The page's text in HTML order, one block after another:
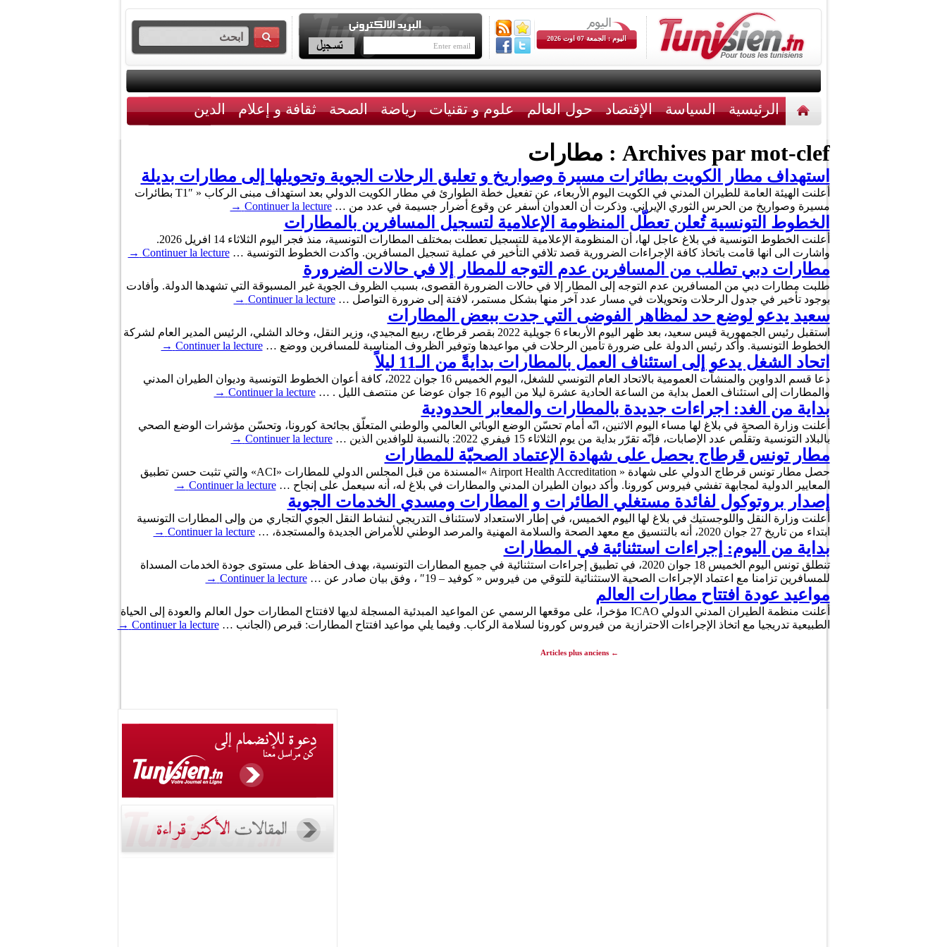
اليوم : الجمعة 07 اوت 2026
الرئيسية السياسة الإقتصاد حول العالم علوم و تقنيات رياضة الصحة ثقافة و إعلام الدين
أخبار مختلفة
Archives par mot-clef : مطارات
استهداف مطار الكويت بطائرات مسيرة وصواريخ و تعليق الرحلات الجوية وتحويلها إلى مطارات بديلة
أعلنت الهيئة العامة للطيران المدني في الكويت اليوم الأربعاء، عن تفعيل خطة الطوارئ في مطار الكويت الدولي بعد استهداف مبنى الركاب « T1″ بطائرات
مسيرة وصواريخ من الحرس الثوري الإيراني. وذكرت أن العدوان أسفر عن وقوع أضرار جسيمة في عدد من …Continuer la lecture
→
الخطوط التونسية تُعلن تعطّل المنظومة الإعلامية لتسجيل المسافرين بالمطارات
أعلنت الخطوط التونسية في بلاغ عاجل لها، أن المنظومة الإعلامية للتسجيل تعطلت بمختلف المطارات التونسية، منذ فجر اليوم الثلاثاء 14 افريل 2026.
واشارت الى انها قامت باتخاذ كافة الإجراءات الضرورية قصد تلافي التأخير في عملية تسجيل المسافرين. واكدت الخطوط التونسية …Continuer la lecture
→
مطارات دبي تطلب من المسافرين عدم التوجه للمطار إلا في حالات الضرورة
طلبت مطارات دبي من المسافرين عدم التوجه إلى المطار إلا في حالات الضرورة القصوى، بسبب الظروف الجوية غير المسبوقة التي تشهدها الدولة. وأفادت
بوجود تأخير في جدول الرحلات وتحويلات في مسار عدد آخر منها بشكل مستمر، لافتة إلى ضرورة التواصل …Continuer la lecture
→
سعيد يدعو لوضع حد لمظاهر الفوضى التي جدت ببعض المطارات
استقبل رئيس الجمهورية قيس سعيد، بعد ظهر اليوم الأربعاء 6 جويلية 2022 بقصر قرطاج، ربيع المجيدي، وزير النقل، وخالد الشلي، الرئيس المدير العام لشركة
الخطوط التونسية. وأكد رئيس الدولة على ضرورة تأمين الرحلات في مواعيدها وتوفير الظروف المناسبة للمسافرين ووضع …Continuer la lecture
→
اتحاد الشغل يدعو إلى استئناف العمل بالمطارات بدايةً من الـ11 ليلاً
دعا قسم الدواوين والمنشآت العمومية بالاتحاد العام التونسي للشغل، اليوم الخميس 16 جوان 2022، كافة أعوان الخطوط التونسية وديوان الطيران المدني
والمطارات إلى استئناف العمل بداية من الساعة الحادية عشرة ليلا من اليوم 16 جوان عوضا عن منتصف الليل . …
Continuer la lecture
→
بداية من الغد: اجراءات جديدة بالمطارات والمعابر الحدودية
أعلنت وزارة الصحة في بلاغ لها مساء اليوم الاثنين، انّه أمام تحسّن الوضع الوبائي العالمي والوطني المتعلّق بجائحة كورونا، وتحسّن مؤشرات الوضع الصحي
بالبلاد التونسية وتقلّص عدد الإصابات، فإنّه تقرّر بداية من يوم الثلاثاء 15 فيفري 2022: بالنسبة للوافدين الذين …
Continuer la lecture
→
مطار تونس قرطاج يحصل على شهادة الإعتماد الصحيّة للمطارات
حصل مطار تونس قرطاج الدولي على شهادة « Airport Health Accreditation »المسندة من قبل المجلس الدولي للمطارات «ACI» والتي تثبت حسن تطبيق
المعايير الدولية لمجابهة تفشي فيروس كورونا. وأكد ديوان الطيران المدني والمطارات في بلاغ له، أنه سيعمل على إنجاح …Continuer la lecture
→
إصدار بروتوكول لفائدة مستغلي الطائرات و المطارات ومسدي الخدمات الجوية
أعلنت وزارة النقل واللوجستيك في بلاغ لها اليوم الخميس، في إطار الاستعداد لاستئناف التدريجي لنشاط النقل الجوي التجاري من وإلى المطارات التونسية
ابتداء من تاريخ 27 جوان 2020، أنه بالتنسيق مع معهد الصحة والسلامة المهنية والمرصد الوطني للأمراض الجديدة والمستجدة، …
Continuer la lecture
→
بداية من اليوم: إجراءات استثنائية في المطارات
تنطلق تونس اليوم الخميس 18 جوان 2020، في تطبيق إجراءات استثنائية في جميع المطارات التونسية، بهدف الحفاظ على مستوى جودة الخدمات المسداة
للمسافرين تزامنا مع اعتماد الإجراءات الصحية الاستثنائية للتوقي من فيروس « كوفيد – 19″ ، وفق بيان صادر عن …
Continuer la lecture
→
مواعيد عودة افتتاح مطارات العالم
أعلنت منظمة الطيران المدني الدولي ICAO مؤخرا، على موقعها الرسمي عن المواعيد المبدئية المسجلة لديها لافتتاح المطارات حول العالم والعودة إلى الحياة
الطبيعية تدريجيا مع اتخاذ الإجراءات الاحترازية من فيروس كورونا لسلامة الركاب. وفيما يلي مواعيد افتتاح المطارات: قبرص (الجانب …Continuer la lecture
→
←
Articles plus anciens